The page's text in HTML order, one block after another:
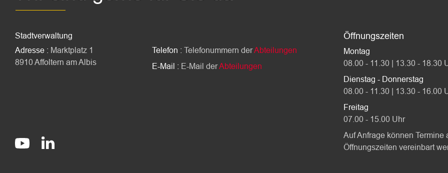
Stadtverwaltung
Adresse : Marktplatz 1
8910 Affoltern am Albis
Telefon : Telefonummern derAbteilungen
E-Mail : E-Mail derAbteilungen
Socials
@StadtAffolternamAlbis
stadt-affoltern-am-albis
Öffnungszeiten
Montag
08.00 - 11.30 | 13.30 - 18.30
Dienstag - Donnerstag
08.00 - 11.30 | 13.30 - 16.00
Freitag
07.00 - 15.00 Uhr
Auf Anfrage können Termine
Öffnungszeiten vereinbart